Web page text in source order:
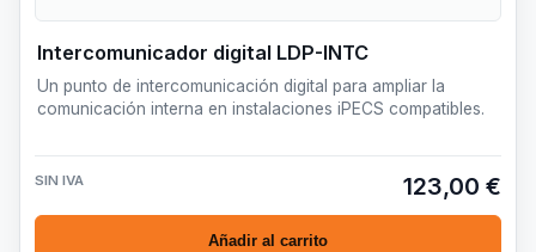
Intercomunicador digital LDP-INTC
Un punto de intercomunicación digital para ampliar la
comunicación interna en instalaciones iPECS compatibles.
SIN IVA 123,00 €
Añadir al carrito